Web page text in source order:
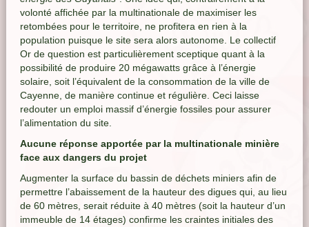
volonté affichée par la multinationale de maximiser les
retombées pour le territoire, ne profitera en rien à la
population puisque le site sera alors autonome. Le collectif
Or de question est particulièrement sceptique quant à la
possibilité de produire 20 mégawatts grâce à l’énergie
solaire, soit l’équivalent de la consommation de la ville de
Cayenne, de manière continue et régulière. Ceci laisse
redouter un emploi massif d’énergie fossiles pour assurer
l’alimentation du site.
Aucune réponse apportée par la multinationale minière
face aux dangers du projet
Augmenter la surface du bassin de déchets miniers afin de
permettre l’abaissement de la hauteur des digues qui, au lieu
de 60 mètres, serait réduite à 40 mètres (soit la hauteur d’un
immeuble de 14 étages) confirme les craintes initiales des